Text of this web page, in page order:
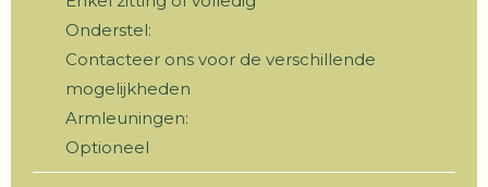
Onderstel:
Contacteer ons voor de verschillende
mogelijkheden
Armleuningen:
Optioneel